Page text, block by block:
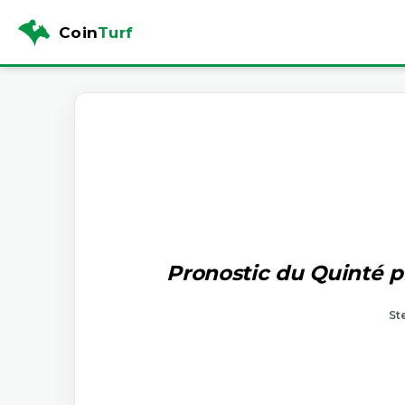
CoinTurf
Pronostic du Quinté